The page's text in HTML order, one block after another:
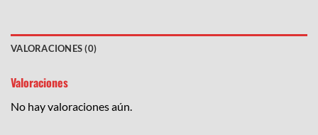
VALORACIONES (0)
Valoraciones
No hay valoraciones aún.